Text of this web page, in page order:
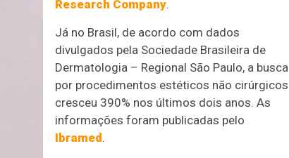
Research Company.
Já no Brasil, de acordo com dados
divulgados pela Sociedade Brasileira de
Dermatologia – Regional São Paulo, a busca
por procedimentos estéticos não cirúrgicos
cresceu 390% nos últimos dois anos. As
informações foram publicadas pelo
Ibramed .